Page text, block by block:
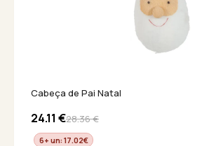
Cabeça de Pai Natal
24.11 €28.36€
6+ un: 17.02€